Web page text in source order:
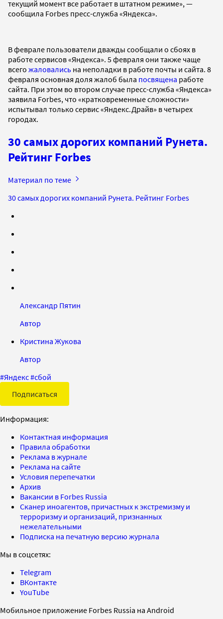
текущий момент все работает в штатном режиме», —
сообщила Forbes пресс-служба «Яндекса».
В феврале пользователи дважды сообщали о сбоях в
работе сервисов «Яндекса». 5 февраля они также чаще
всего жаловались на неполадки в работе почты и сайта. 8
февраля основная доля жалоб была посвящена работе
сайта. При этом во втором случае пресс-служба «Яндекса»
заявила Forbes, что «кратковременные сложности»
испытывал только сервис «Яндекс.Драйв» в четырех
городах.
30 самых дорогих компаний Рунета.
Рейтинг Forbes
Материал по теме
30 самых дорогих компаний Рунета. Рейтинг Forbes
Александр Пятин
Автор
Кристина Жукова
Автор
#Яндекс#сбой
Подписаться
Информация:
Контактная информация
Правила обработки
Реклама в журнале
Реклама на сайте
Условия перепечатки
Архив
Вакансии в Forbes Russia
Сканер иноагентов, причастных к экстремизму и
терроризму и организаций, признанных
нежелательными
Подписка на печатную версию журнала
Мы в соцсетях:
Telegram
ВКонтакте
YouTube
Мобильное приложение Forbes Russia на Android